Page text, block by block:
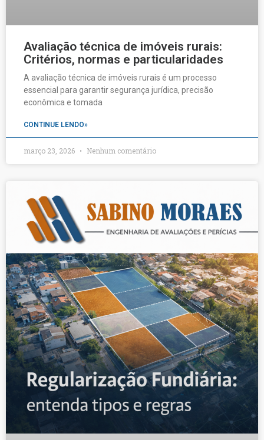
Avaliação técnica de imóveis rurais:
Critérios, normas e particularidades
A avaliação técnica de imóveis rurais é um processo
essencial para garantir segurança jurídica, precisão
econômica e tomada
CONTINUE LENDO»
março 23, 2026 Nenhum comentário